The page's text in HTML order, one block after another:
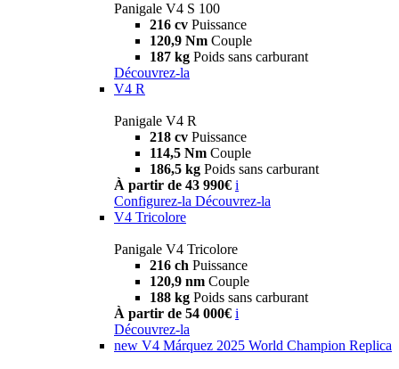
Panigale V4 S 100
216 cv Puissance
120,9 Nm Couple
187 kg Poids sans carburant
Découvrez-la
V4 R
Panigale V4 R
218 cv Puissance
114,5 Nm Couple
186,5 kg Poids sans carburant
À partir de 43 990€ i
Configurez-la Découvrez-la
V4 Tricolore
Panigale V4 Tricolore
216 ch Puissance
120,9 nm Couple
188 kg Poids sans carburant
À partir de 54 000€ i
Découvrez-la
new V4 Márquez 2025 World Champion Replica